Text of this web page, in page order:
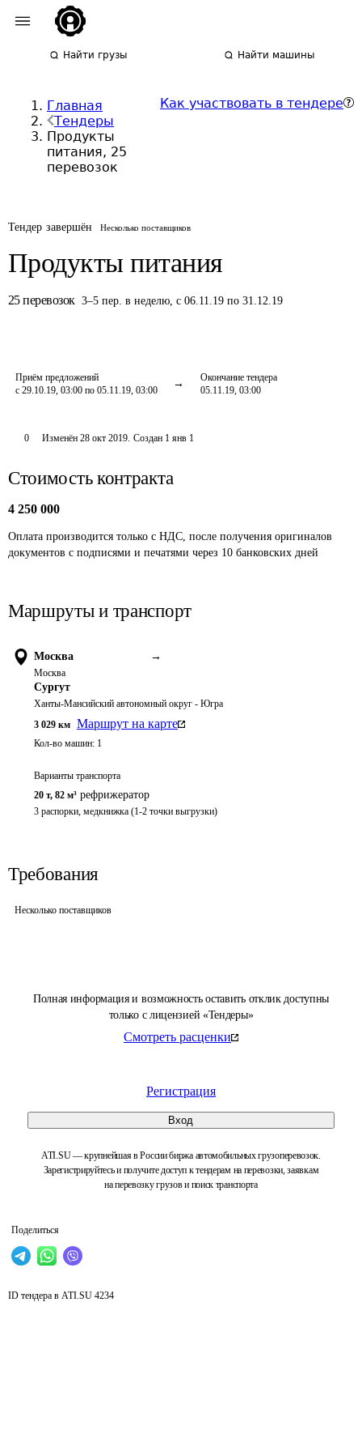
Найти грузы Найти машины
Главная
Тендеры
Продукты
питания, 25
перевозок
Как участвовать в тендере
Тендер завершён Несколько поставщиков
Продукты питания
25 перевозок 3–5 пер. в неделю, с 06.11.19 по 31.12.19
Приём предложений
с 29.10.19, 03:00 по 05.11.19, 03:00
Окончание тендера
05.11.19, 03:00
Полная информация и возможность оставить отклик доступны
только с лицензией «Тендеры»
Смотреть расценки
Регистрация
Вход
ATI.SU — крупнейшая в России биржа автомобильных грузоперевозок.
Зарегистрируйтесь и получите доступ к тендерам на перевозки, заявкам
на перевозку грузов и поиск транспорта
Поделиться
0 Изменён 28 окт 2019. Создан 1 янв 1
Стоимость контракта
4 250 000
Оплата производится только с НДС, после получения оригиналов
документов с подписями и печатями через 10 банковских дней
Маршруты и транспорт
Москва →
Москва
Сургут
Ханты-Мансийский автономный округ - Югра
3 029 км Маршрут на карте
Кол-во машин: 1
Варианты транспорта
20 т, 82 м³ рефрижератор
3 распорки, медкнижка (1-2 точки выгрузки)
Требования
Несколько поставщиков
ID тендера в ATI.SU 4234